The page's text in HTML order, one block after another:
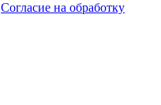
Согласие на обработку